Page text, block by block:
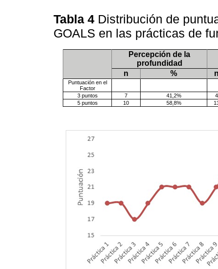
Tabla 4 Distribución de
GOALS en las prácticas de
Percepción de la
profundidad
n
%
Puntuación en el
Factor
3 puntos
7 41,2%
4
5 puntos
10 58,8%